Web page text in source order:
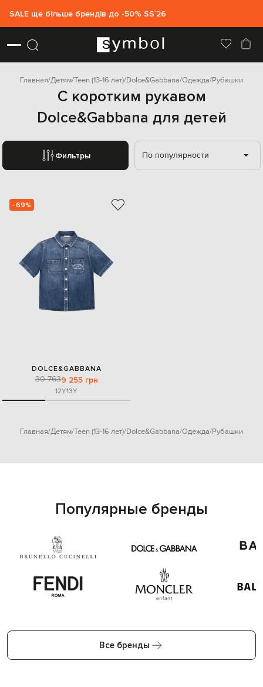
SALE ще більше брендів до -50% SS`26
Главная Детям Teen (13-16 лет) Dolce&Gabbana Одежда Рубашки
С коротким рукавом
Dolce&Gabbana для детей
Фильтры По популярности
- 69%
DOLCE&GABBANA
30 7639 255 грн
12Y13Y
Главная Детям Teen (13-16 лет) Dolce&Gabbana Одежда Рубашки
Популярные бренды
Все бренды